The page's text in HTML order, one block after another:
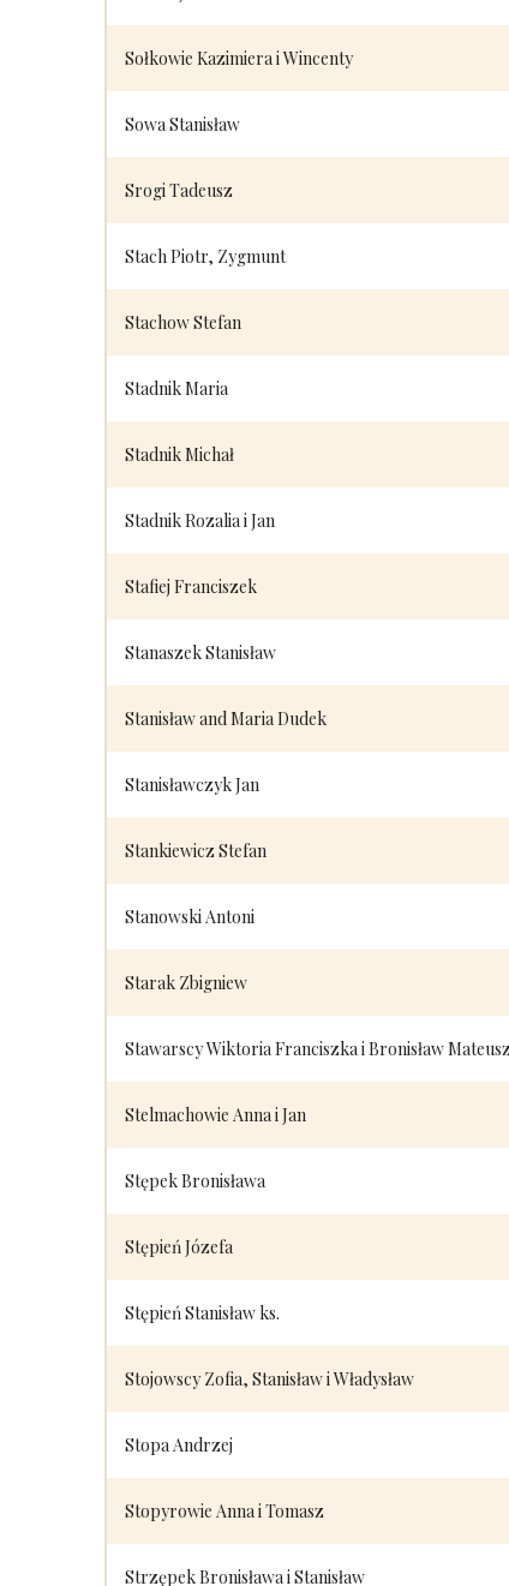
Sołkowie Kazimiera i Wincenty
Sowa Stanisław
Srogi Tadeusz
Stach Piotr, Zygmunt
Stachow Stefan
Stadnik Maria
Stadnik Michał
Stadnik Rozalia i Jan
Stafiej Franciszek
Stanaszek Stanisław
Stanisław and Maria Dudek
Stanisławczyk Jan
Stankiewicz Stefan
Stanowski Antoni
Starak Zbigniew
Stawarscy Wiktoria Franciszka i Bronisław
Stelmachowie Anna i Jan
Stępek Bronisława
Stępień Józefa
Stępień Stanisław ks.
Stojowscy Zofia, Stanisław i Władysław
Stopa Andrzej
Stopyrowie Anna i Tomasz
Strzępek Bronisława i Stanisław